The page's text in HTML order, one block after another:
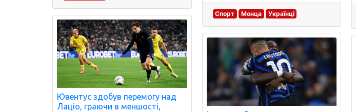
Ювентус здобув перемогу над
Лаціо, граючи в меншості,
Спорт Монца Українці